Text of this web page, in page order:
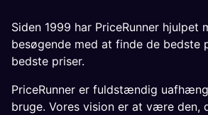
Siden 1999 har PriceRunner hjulpet
besøgende med at finde de bedste
bedste priser.
PriceRunner er fuldstændig
bruge. Vores vision er at være den,